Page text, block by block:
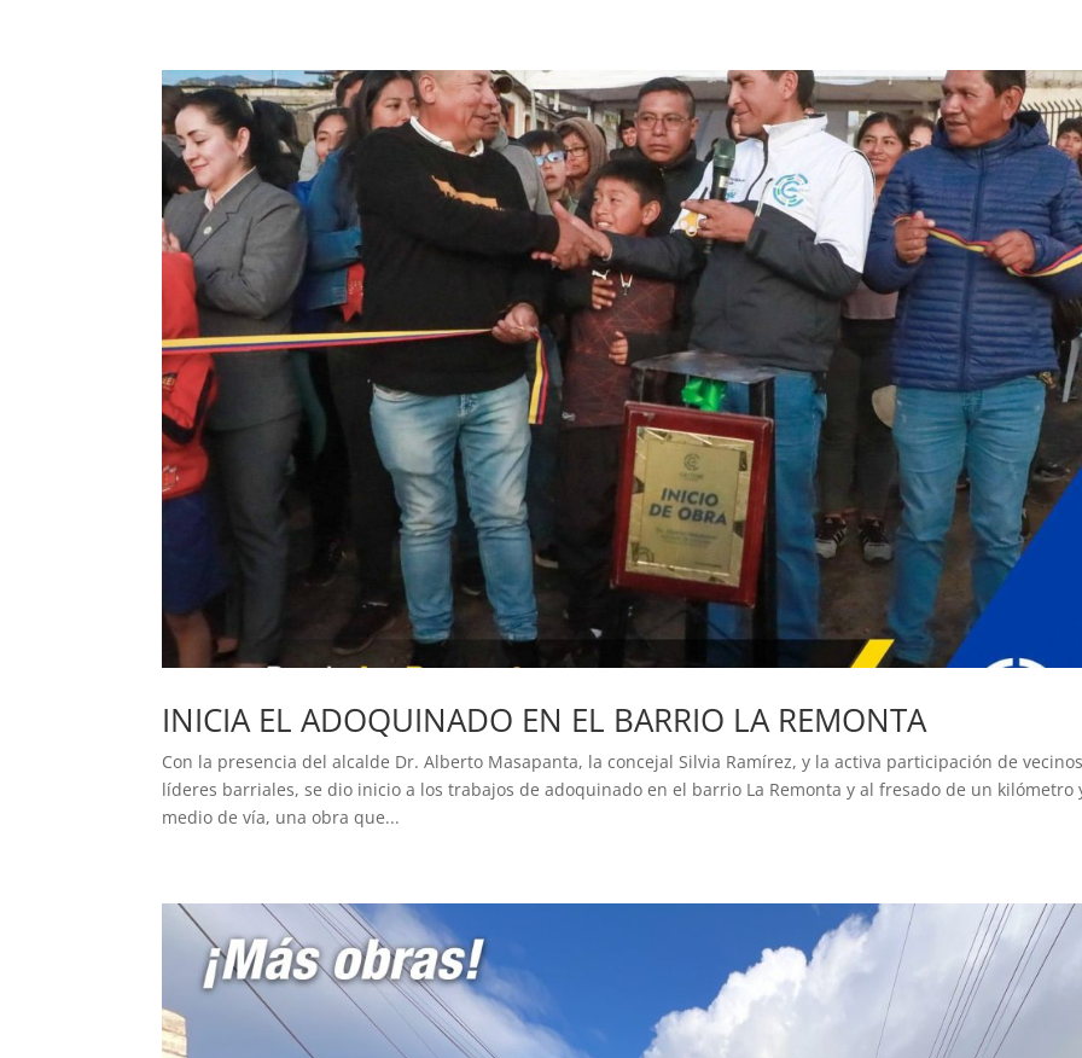
INICIA EL ADOQUINADO EN EL BARRIO LA REMONTA
Con la presencia del alcalde Dr. Alberto Masapanta, la concejal Silvia Ramírez, y la activa participación de
líderes barriales, se dio inicio a los trabajos de adoquinado en el barrio La Remonta y al fresado de un kilómetro
medio de vía, una obra que...